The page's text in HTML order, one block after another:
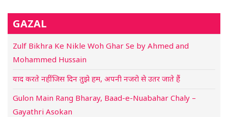
GAZAL
Zulf Bikhra Ke Nikle Woh Ghar Se by Ahmed and
Mohammed Hussain
याद करते नहीं जिस दिन तुझे हम, अपनी नजरो से उतर जाते हैं
Gulon Main Rang Bharay, Baad-e-Nuabahar Chaly –
Gayathri Asokan